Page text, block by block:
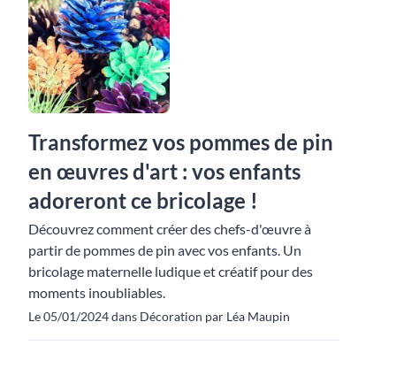
Transformez vos pommes de pin
en œuvres d'art : vos enfants
adoreront ce bricolage !
Découvrez comment créer des chefs-d'œuvre à
partir de pommes de pin avec vos enfants. Un
bricolage maternelle ludique et créatif pour des
moments inoubliables.
Le 05/01/2024 dans Décoration par Léa Maupin